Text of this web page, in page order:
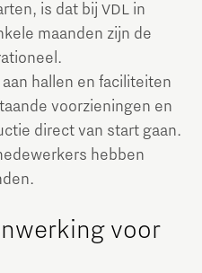
is dat bij VDL in
maanden zijn de
hallen en faciliteiten
voorzieningen en
direct van start gaan.
hebben
voor